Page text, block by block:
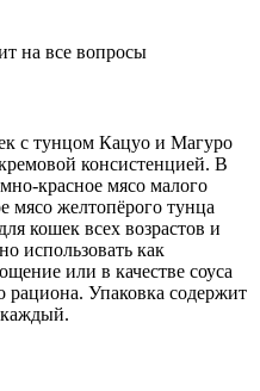
на все вопросы
с тунцом Кацуо и Магуро
консистенцией. В
красное мясо малого
мясо желтопёрого тунца
кошек всех возрастов и
использовать как
или в качестве соуса
рациона. Упаковка содержит